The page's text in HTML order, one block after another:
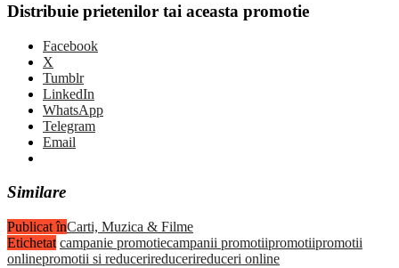
Distribuie prietenilor tai aceasta promotie
Facebook
X
Tumblr
LinkedIn
WhatsApp
Telegram
Email
Similare
Publicat înCarti, Muzica & Filme
Etichetat campanie promotiecampanii promotiipromotiipromotii
onlinepromotii si reducerireducerireduceri online